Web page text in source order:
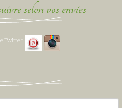
selon vos envies